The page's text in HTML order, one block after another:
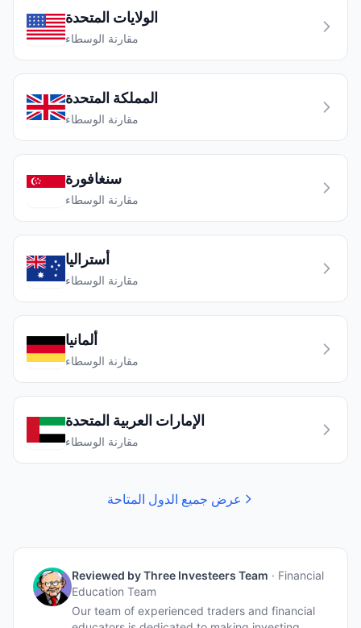
الولايات المتحدة
مقارنة الوسطاء
المملكة المتحدة
مقارنة الوسطاء
سنغافورة
مقارنة الوسطاء
أستراليا
مقارنة الوسطاء
ألمانيا
مقارنة الوسطاء
الإمارات العربية المتحدة
مقارنة الوسطاء
عرض جميع الدول المتاحة
Reviewed byThree Investeers Team · Financial
Education Team
Our team of experienced traders and financial